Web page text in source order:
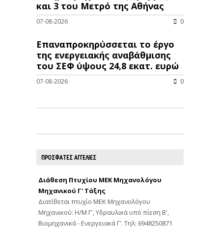
και 3 του Μετρό της Αθήνας
07-08-2026 0
Επαναπροκηρύσσεται το έργο
της ενεργειακής αναβάθμισης
του ΣΕΦ ύψους 24,8 εκατ. ευρώ
07-08-2026 0
ΠΡΟΣΦΑΤΕΣ ΑΓΓΕΛΙΕΣ
Διάθεση Πτυχίου ΜΕΚ Μηχανολόγου
Μηχανικού Γ' Τάξης
Διατίθεται πτυχίο ΜΕΚ Μηχανολόγου
Μηχανικού: Η/Μ Γ', Υδραυλικά υπό πίεση Β',
Βιομηχανικά - Ενεργειακά Γ'. Τηλ: 6948250871